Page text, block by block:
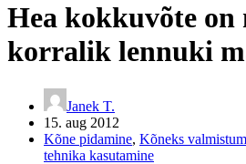
Hea kokkuvõte on
korralik lennuki
Janek T.
15. aug 2012
Kõne pidamine, Kõneks
tehnika kasutamine